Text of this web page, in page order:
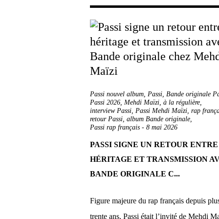
Passi nouvel album, Passi, Bande originale
Passi 2026, Mehdi Maïzi, à la régulière,
interview Passi, Passi Mehdi Maïzi, rap
retour Passi, album Bande originale,
Passi rap français - 8 mai 2026
PASSI SIGNE UN RETOUR ENTRE
HÉRITAGE ET TRANSMISSION
BANDE ORIGINALE C...
Figure majeure du rap français depuis
trente ans, Passi était l’invité de Mehdi